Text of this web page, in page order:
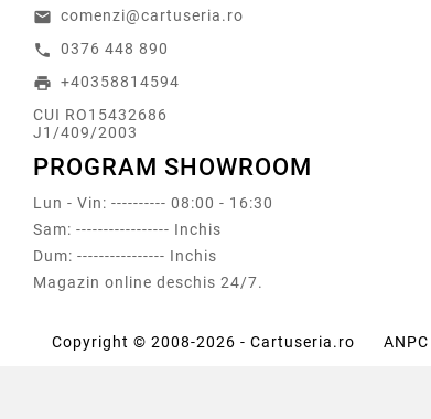
email comenzi@cartuseria.ro
call 0376 448 890
print +40358814594
CUI RO15432686
J1/409/2003
PROGRAM SHOWROOM
Lun - Vin: ---------- 08:00 - 16:30
Sam: ----------------- Inchis
Dum: ---------------- Inchis
Magazin online deschis 24/7.
Copyright © 2008-2026 - Cartuseria.ro ANPC